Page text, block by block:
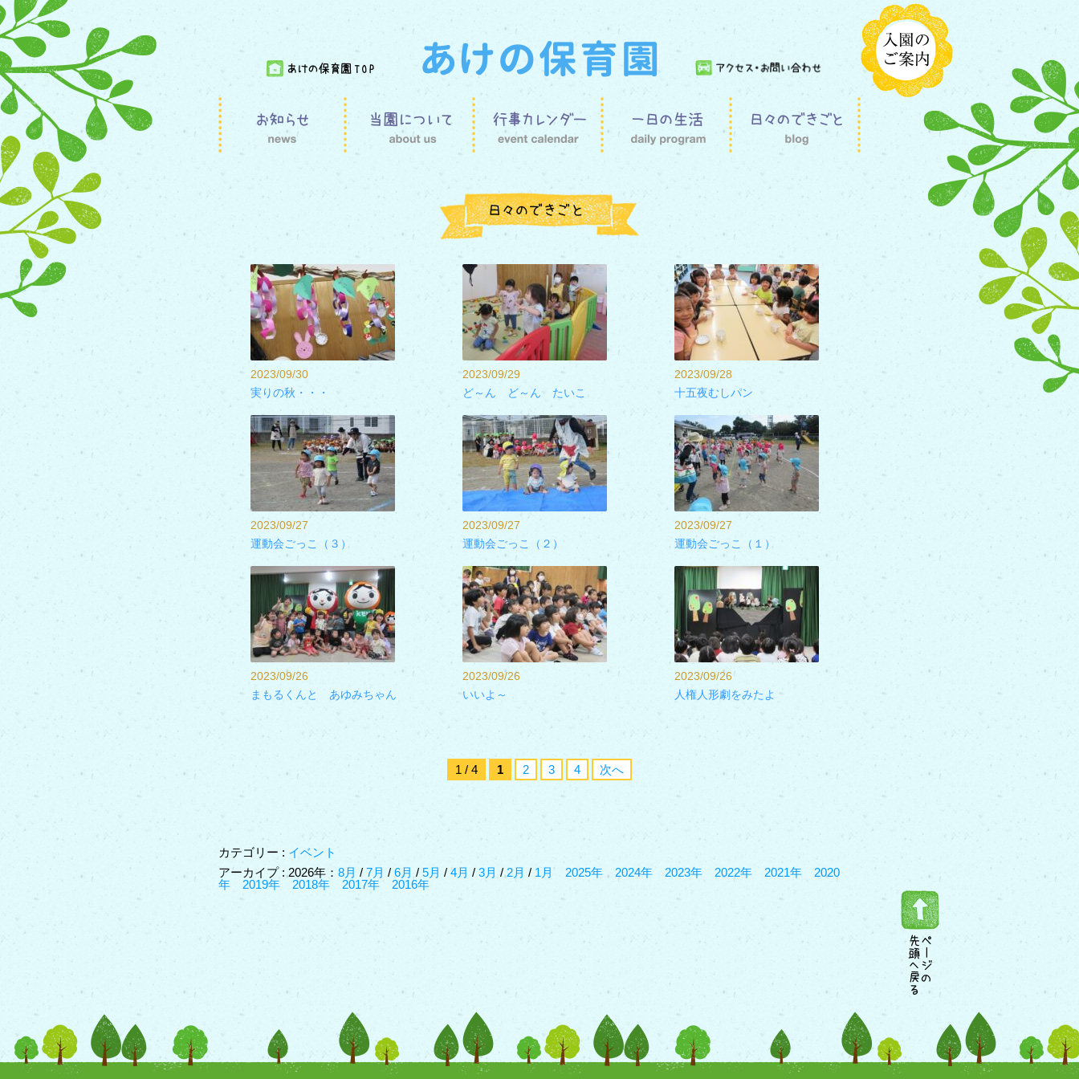
2023/09/30
実りの秋・・・
2023/09/29
ど～ん ど～ん たいこ
2023/09/28
十五夜むしパン
2023/09/27
運動会ごっこ（３）
2023/09/27
運動会ごっこ（２）
2023/09/27
運動会ごっこ（１）
2023/09/26
まもるくんと あゆみちゃん
2023/09/26
いいよ～
2023/09/26
人権人形劇をみたよ
1 / 4 1 2 3 4 次へ
カテゴリー : イベント
アーカイプ : 2026年： 8月 / 7月 / 6月 / 5月 / 4月 / 3月 / 2月 / 1月 2025年 2024年 2023年 2022年 2021年
2020
年
2019年 2018年 2017年 2016年